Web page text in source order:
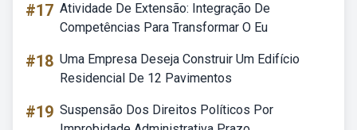
#17 Atividade De Extensão: Integração De
Competências Para Transformar O Eu
#18 Uma Empresa Deseja Construir Um Edifício
Residencial De 12 Pavimentos
#19 Suspensão Dos Direitos Políticos Por